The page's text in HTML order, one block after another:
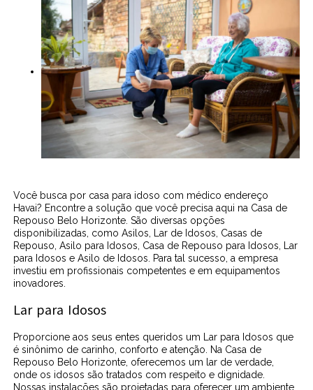
Você busca por casa para idoso com médico endereço
Havai? Encontre a solução que você precisa aqui na Casa de
Repouso Belo Horizonte. São diversas opções
disponibilizadas, como Asilos, Lar de Idosos, Casas de
Repouso, Asilo para Idosos, Casa de Repouso para Idosos, Lar
para Idosos e Asilo de Idosos. Para tal sucesso, a empresa
investiu em profissionais competentes e em equipamentos
inovadores.
Lar para Idosos
Proporcione aos seus entes queridos um Lar para Idosos que
é sinônimo de carinho, conforto e atenção. Na Casa de
Repouso Belo Horizonte, oferecemos um lar de verdade,
onde os idosos são tratados com respeito e dignidade.
Nossas instalações são projetadas para oferecer um ambiente